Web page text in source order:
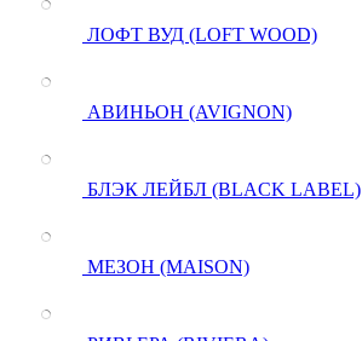
ЛОФТ ВУД (LOFT WOOD)
АВИНЬОН (AVIGNON)
БЛЭК ЛЕЙБЛ (BLACK LABEL)
МЕЗОН (MAISON)